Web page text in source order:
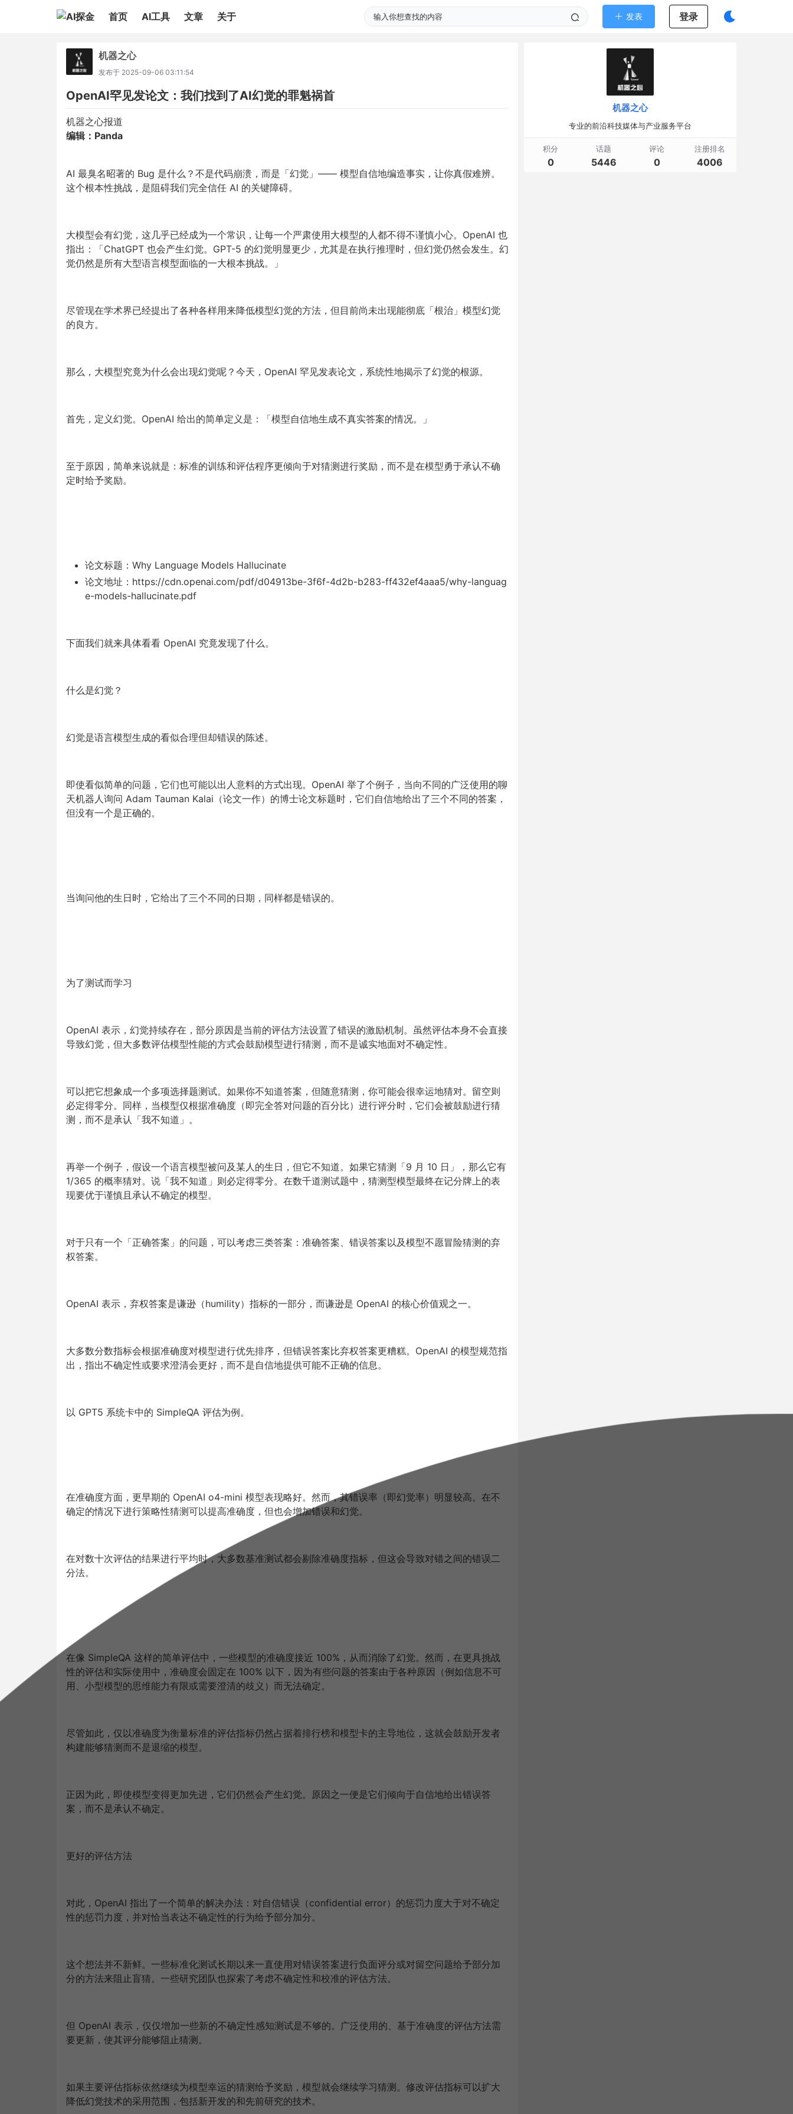
首页 AI工具 文章 关于 发表 登录
机器之心
发布于 2025-09-06 03:11:54
OpenAI罕见发论文：我们找到了AI幻觉的罪魁祸首
机器之心报道
编辑：Panda
AI 最臭名昭著的 Bug 是什么？不是代码崩溃，而是「幻觉 」—— 模型自信地编造事实，让你真假难辨。
这个根本性挑战，是阻碍我们完全信任 AI 的关键障碍。
大模型会有幻觉，这几乎已经成为一个常识，让每一个严肃使用大模型的人都不得不谨慎小心。OpenAI 也
指出：「ChatGPT 也会产生幻觉。GPT-5 的幻觉明显更少，尤其是在执行推理时，但幻觉仍然会发生。幻
觉仍然是所有大型语言模型面临的一大根本挑战。」
尽管现在学术界已经提出了各种各样用来降低模型幻觉的方法，但目前尚未出现能彻底「根治」模型幻觉
的良方。
那么，大模型究竟为什么会出现幻觉呢？今天，OpenAI 罕见发表论文，系统性地揭示了幻觉的根源。
首先，定义幻觉。OpenAI 给出的简单定义是：「模型自信地生成不真实答案的情况。」
至于原因，简单来说就是： 标准的训练和评估程序更倾向于对猜测进行奖励，而不是在模型勇于承认不确
定时给予奖励。
论文标题：Why Language Models Hallucinate
论文地址：https://cdn.openai.com/pdf/d04913be-3f6f-4d2b-b283-ff432ef4aaa5/why-languag
e-models-hallucinate.pdf
下面我们就来具体看看 OpenAI 究竟发现了什么。
什么是幻觉？
幻觉是语言模型生成的看似合理但却错误的陈述。
即使看似简单的问题，它们也可能以出人意料的方式出现。OpenAI 举了个例子，当向不同的广泛使用的聊
天机器人询问 Adam Tauman Kalai（论文一作）的博士论文标题时，它们自信地给出了三个不同的答案，
但没有一个是正确的。
当询问他的生日时，它给出了三个不同的日期，同样都是错误的。
为了测试而学习
OpenAI 表示，幻觉持续存在，部分原因是当前的评估方法设置了错误的激励机制。虽然评估本身不会直接
导致幻觉，但大多数评估模型性能的方式会鼓励模型进行猜测，而不是诚实地面对不确定性。
可以把它想象成一个多项选择题测试。如果你不知道答案，但随意猜测，你可能会很幸运地猜对。留空则
必定得零分。同样，当模型仅根据准确度（即完全答对问题的百分比）进行评分时，它们会被鼓励进行猜
测，而不是承认「我不知道」。
再举一个例子，假设一个语言模型被问及某人的生日，但它不知道。如果它猜测「9 月 10 日」，那么它有
1/365 的概率猜对。说「我不知道」则必定得零分。在数千道测试题中，猜测型模型最终在记分牌上的表
现要优于谨慎且承认不确定的模型。
对于只有一个「正确答案」的问题，可以考虑三类答案：准确答案、错误答案以及模型不愿冒险猜测的弃
权答案。
OpenAI 表示，弃权答案是谦逊（humility）指标的一部分，而谦逊是 OpenAI 的核心价值观之一。
大多数分数指标会根据准确度对模型进行优先排序，但错误答案比弃权答案更糟糕。OpenAI 的模型规范指
出， 指出不确定性或要求澄清会更好，而不是自信地提供可能不正确的信息。
以 GPT5 系统卡中的 SimpleQA 评估为例。
在准确度方面，更早期的 OpenAI o4-mini 模型表现略好。然而，其错误率（即幻觉率）明显较高。在不
确定的情况下进行策略性猜测可以提高准确度，但也会增加错误和幻觉。
在对数十次评估的结果进行平均时，大多数基准测试都会剔除准确度指标，但这会导致对错之间的错误二
分法。
在像 SimpleQA 这样的简单评估中，一些模型的准确度接近 100%，从而消除了幻觉。然而，在更具挑战
性的评估和实际使用中，准确度会固定在 100% 以下，因为有些问题的答案由于各种原因（例如信息不可
用、小型模型的思维能力有限或需要澄清的歧义）而无法确定。
尽管如此，仅以准确度为衡量标准的评估指标仍然占据着排行榜和模型卡的主导地位，这就会鼓励开发者
构建能够猜测而不是退缩的模型。
正因为此，即使模型变得更加先进，它们仍然会产生幻觉。原因之一便是它们倾向于自信地给出错误答
案，而不是承认不确定。
更好的评估方法
对此，OpenAI 指出了一个简单的解决办法：对自信错误（confidential error）的惩罚力度大于对不确定
性的惩罚力度，并对恰当表达不确定性的行为给予部分加分。
这个想法并不新鲜。一些标准化测试长期以来一直使用对错误答案进行负面评分或对留空问题给予部分加
分的方法来阻止盲猜。一些研究团队也探索了考虑不确定性和校准的评估方法。
但 OpenAI 表示，仅仅增加一些新的不确定性感知测试是不够的。广泛使用的、基于准确度的评估方法需
要更新，使其评分能够阻止猜测。
如果主要评估指标依然继续为模型幸运的猜测给予奖励，模型就会继续学习猜测。 修改评估指标可以扩大
降低幻觉技术的采用范围 ，包括新开发的和先前研究的技术。
机器之心
专业的前沿科技媒体与产业服务平台
积分
0
话题
5446
评论
0
注册排名
4006